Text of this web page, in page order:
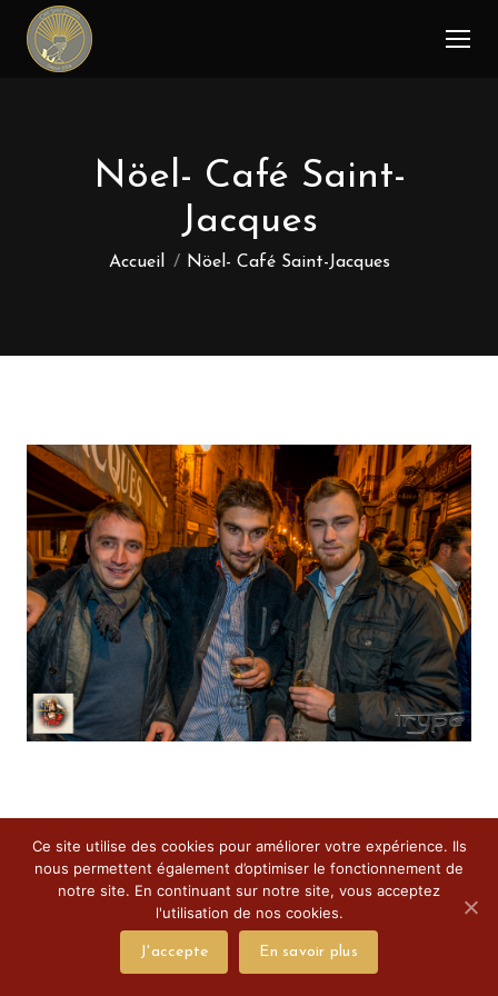
Nöel- Café Saint-
Jacques
Vous êtes ici :
Accueil Nöel- Café Saint-Jacques
Ce site utilise des cookies pour améliorer votre expérience. Ils
nous permettent également d’optimiser le fonctionnement de
notre site. En continuant sur notre site, vous acceptez
l'utilisation de nos cookies.
J'accepte En savoir plus